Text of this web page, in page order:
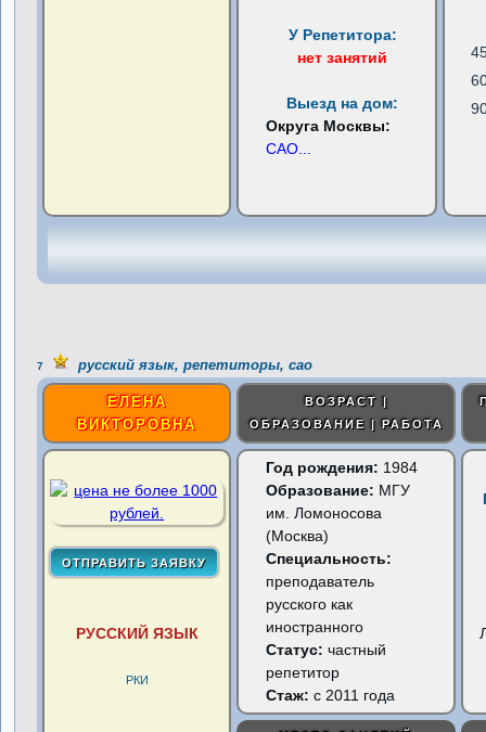
У Репетитора:
нет занятий
Выезд на дом:
Округа Москвы:
САО
7 русский язык, репетиторы, сао
ЕЛЕНА
ВИКТОРОВНА
ВОЗРАСТ |
ОБРАЗОВАНИЕ | РАБОТА
РУССКИЙ ЯЗЫК
РКИ
Год рождения: 1984
Образование: МГУ
им. Ломоносова
(Москва)
Специальность:
преподаватель
русского как
иностранного
Статус:частный
репетитор
Стаж: с 2011 года